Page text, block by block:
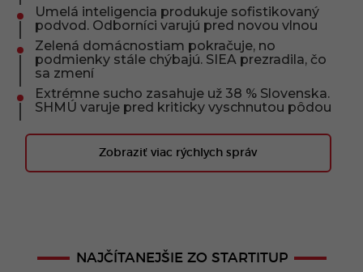
Umelá inteligencia produkuje sofistikovaný
podvod. Odborníci varujú pred novou vlnou
Zelená domácnostiam pokračuje, no
podmienky stále chýbajú. SIEA prezradila, čo
sa zmení
Extrémne sucho zasahuje už 38 % Slovenska.
SHMÚ varuje pred kriticky vyschnutou pôdou
Zobraziť viac rýchlych správ
NAJČÍTANEJŠIE ZO STARTITUP